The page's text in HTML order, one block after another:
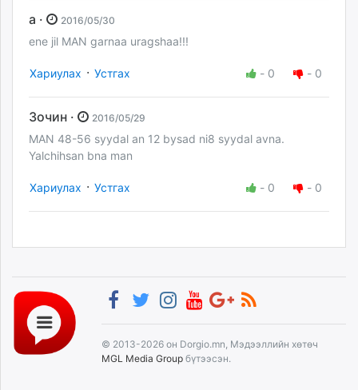
a · 2016/05/30
ene jil MAN garnaa uragshaa!!!
Хариулах · Устгах - 0 - 0
Зочин · 2016/05/29
MAN 48-56 syydal an 12 bysad ni8 syydal avna.
Yalchihsan bna man
Хариулах · Устгах - 0 - 0
© 2013-2026 он Dorgio.mn, Мэдээллийн хөтөч
MGL Media Group бүтээсэн.